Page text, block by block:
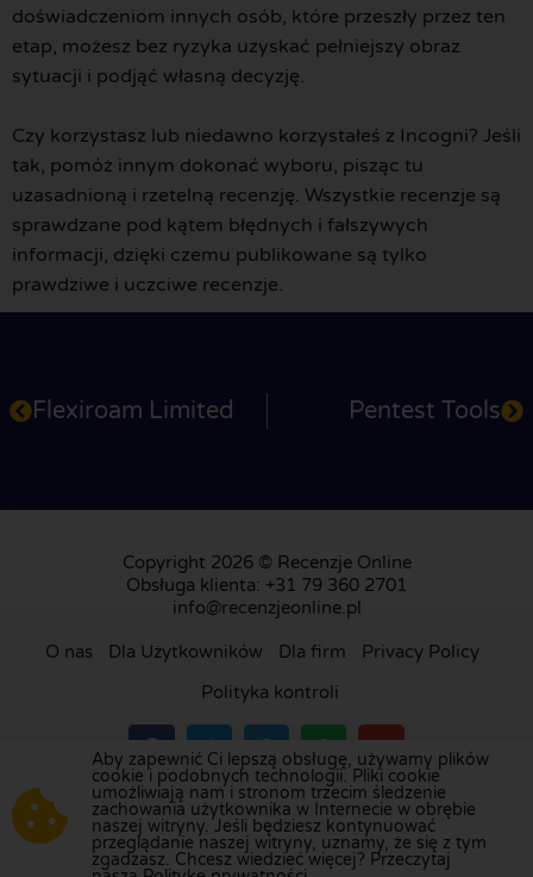
doświadczeniom innych osób, które przeszły przez ten
etap, możesz bez ryzyka uzyskać pełniejszy obraz
sytuacji i podjąć własną decyzję.
Czy korzystasz lub niedawno korzystałeś z Incogni? Jeśli
tak, pomóż innym dokonać wyboru, pisząc tu
uzasadnioną i rzetelną recenzję. Wszystkie recenzje są
sprawdzane pod kątem błędnych i fałszywych
informacji, dzięki czemu publikowane są tylko
prawdziwe i uczciwe recenzje.
Flexiroam Limited Pentest Tools
Copyright 2026 © Recenzje Online
Obsługa klienta: +31 79 360 2701
info@recenzjeonline.pl
O nas Dla Użytkowników Dla firm
Privacy Policy
Polityka kontroli
Odwiedź naszą platformę recenzji wHolandii,
Wielkiej Brytanii,Francji,Niemczech,Belgii,
Hiszpanii,Włoszech, Portugalii,Danii,Finlandii i
Aby zapewnić Ci lepszą obsługę, używamy plików
cookie i podobnych technologii. Pliki cookie
umożliwiają nam i stronom trzecim śledzenie
zachowania użytkownika w Internecie w obrębie
naszej witryny. Jeśli będziesz kontynuować
przeglądanie naszej witryny, uznamy, że się z tym
zgadzasz. Chcesz wiedzieć więcej? Przeczytaj